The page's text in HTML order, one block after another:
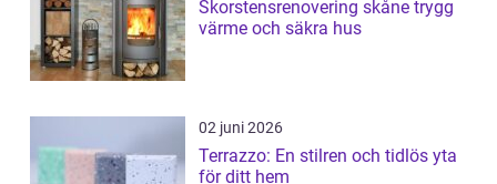
Skorstensrenovering skåne trygg
värme och säkra hus
02 juni 2026
Terrazzo: En stilren och tidlös yta
för ditt hem